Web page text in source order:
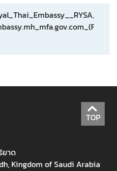
TOP
ยาด
Kingdom of Saudi Arabia